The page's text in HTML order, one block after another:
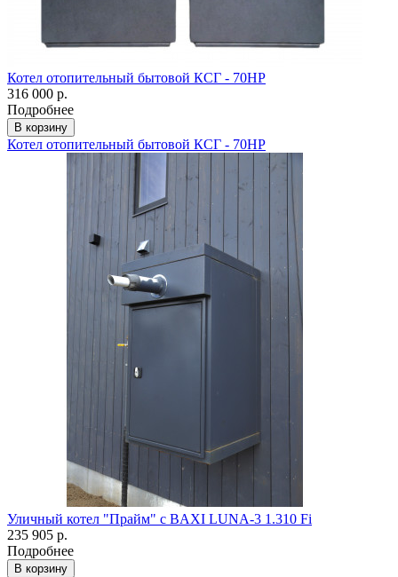
Котел отопительный бытовой КСГ - 70НР
316 000 р.
Подробнее
В корзину
Котел отопительный бытовой КСГ - 70НР
Уличный котел "Прайм" с BAXI LUNA-3 1.310 Fi
235 905 р.
Подробнее
В корзину